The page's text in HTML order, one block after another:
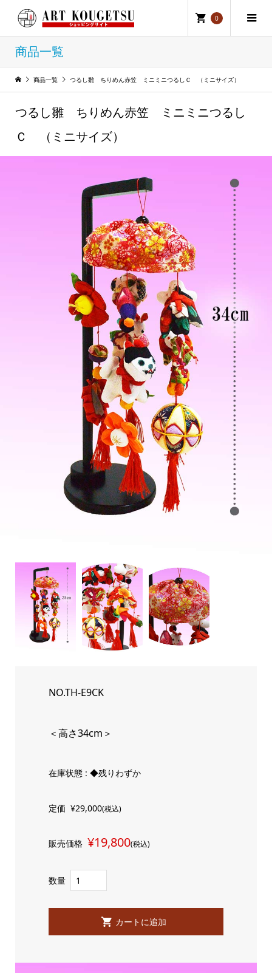
0
商品一覧
商品一覧 つるし雛 ちりめん赤笠 ミニミニつるしＣ （ミニサイズ）
つるし雛 ちりめん赤笠 ミニミニつるし
Ｃ （ミニサイズ）
NO.TH-E9CK
＜高さ34cm＞
在庫状態 : ◆残りわずか
定価 ¥29,000(税込)
販売価格 ¥19,800(税込)
数量